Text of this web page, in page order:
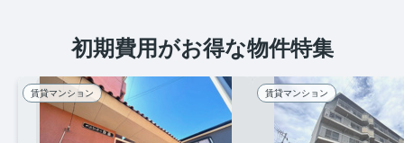
初期費用がお得な物件特集
賃貸マンション 賃貸マンション